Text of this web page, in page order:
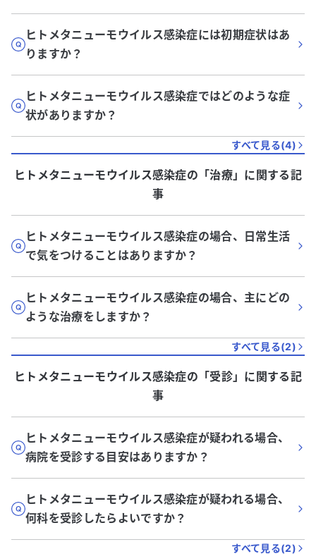
ヒトメタニューモウイルス感染症には初期症状はあ
りますか？
ヒトメタニューモウイルス感染症ではどのような症
状がありますか？
すべて見る(4)
ヒトメタニューモウイルス感染症の「治療」に関する記
事
ヒトメタニューモウイルス感染症の場合、日常生活
で気をつけることはありますか？
ヒトメタニューモウイルス感染症の場合、主にどの
ような治療をしますか？
すべて見る(2)
ヒトメタニューモウイルス感染症の「受診」に関する記
事
ヒトメタニューモウイルス感染症が疑われる場合、
病院を受診する目安はありますか？
ヒトメタニューモウイルス感染症が疑われる場合、
何科を受診したらよいですか？
すべて見る(2)